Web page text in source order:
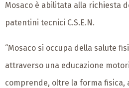
Mosaco è abilitata alla richiesta
patentini tecnici C.S.E.N.
“Mosaco si occupa della salute
attraverso una educazione
comprende, oltre la forma fisica,